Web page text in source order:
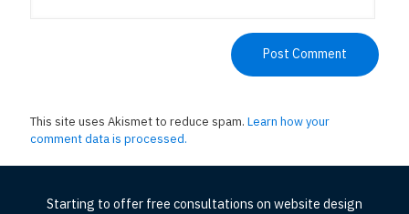
This site uses Akismet to reduce spam. Learn how your
comment data is processed.
Starting to offer free consultations on website design